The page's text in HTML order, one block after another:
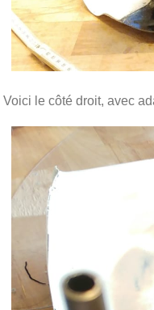
Voici le côté droit, avec